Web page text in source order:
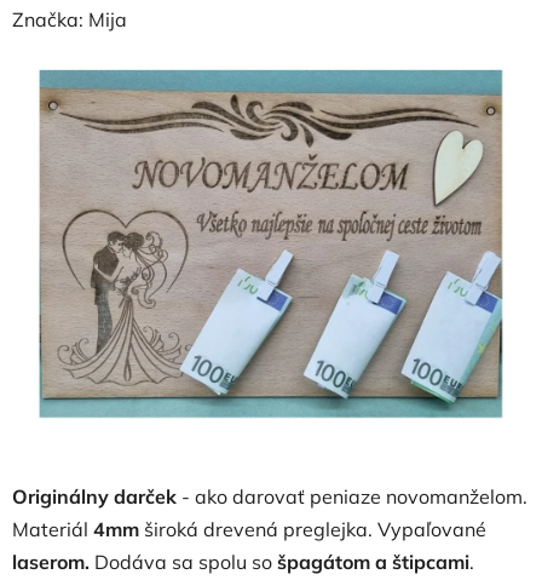
Originálny darček - ako darovať peniaze novomanželom.
Materiál 4mm široká drevená preglejka. Vypaľované
laserom. Dodáva sa spolu so špagátom a štipcami.
hodnotenie
5,0
hviezdičiek.
Značka: Mija